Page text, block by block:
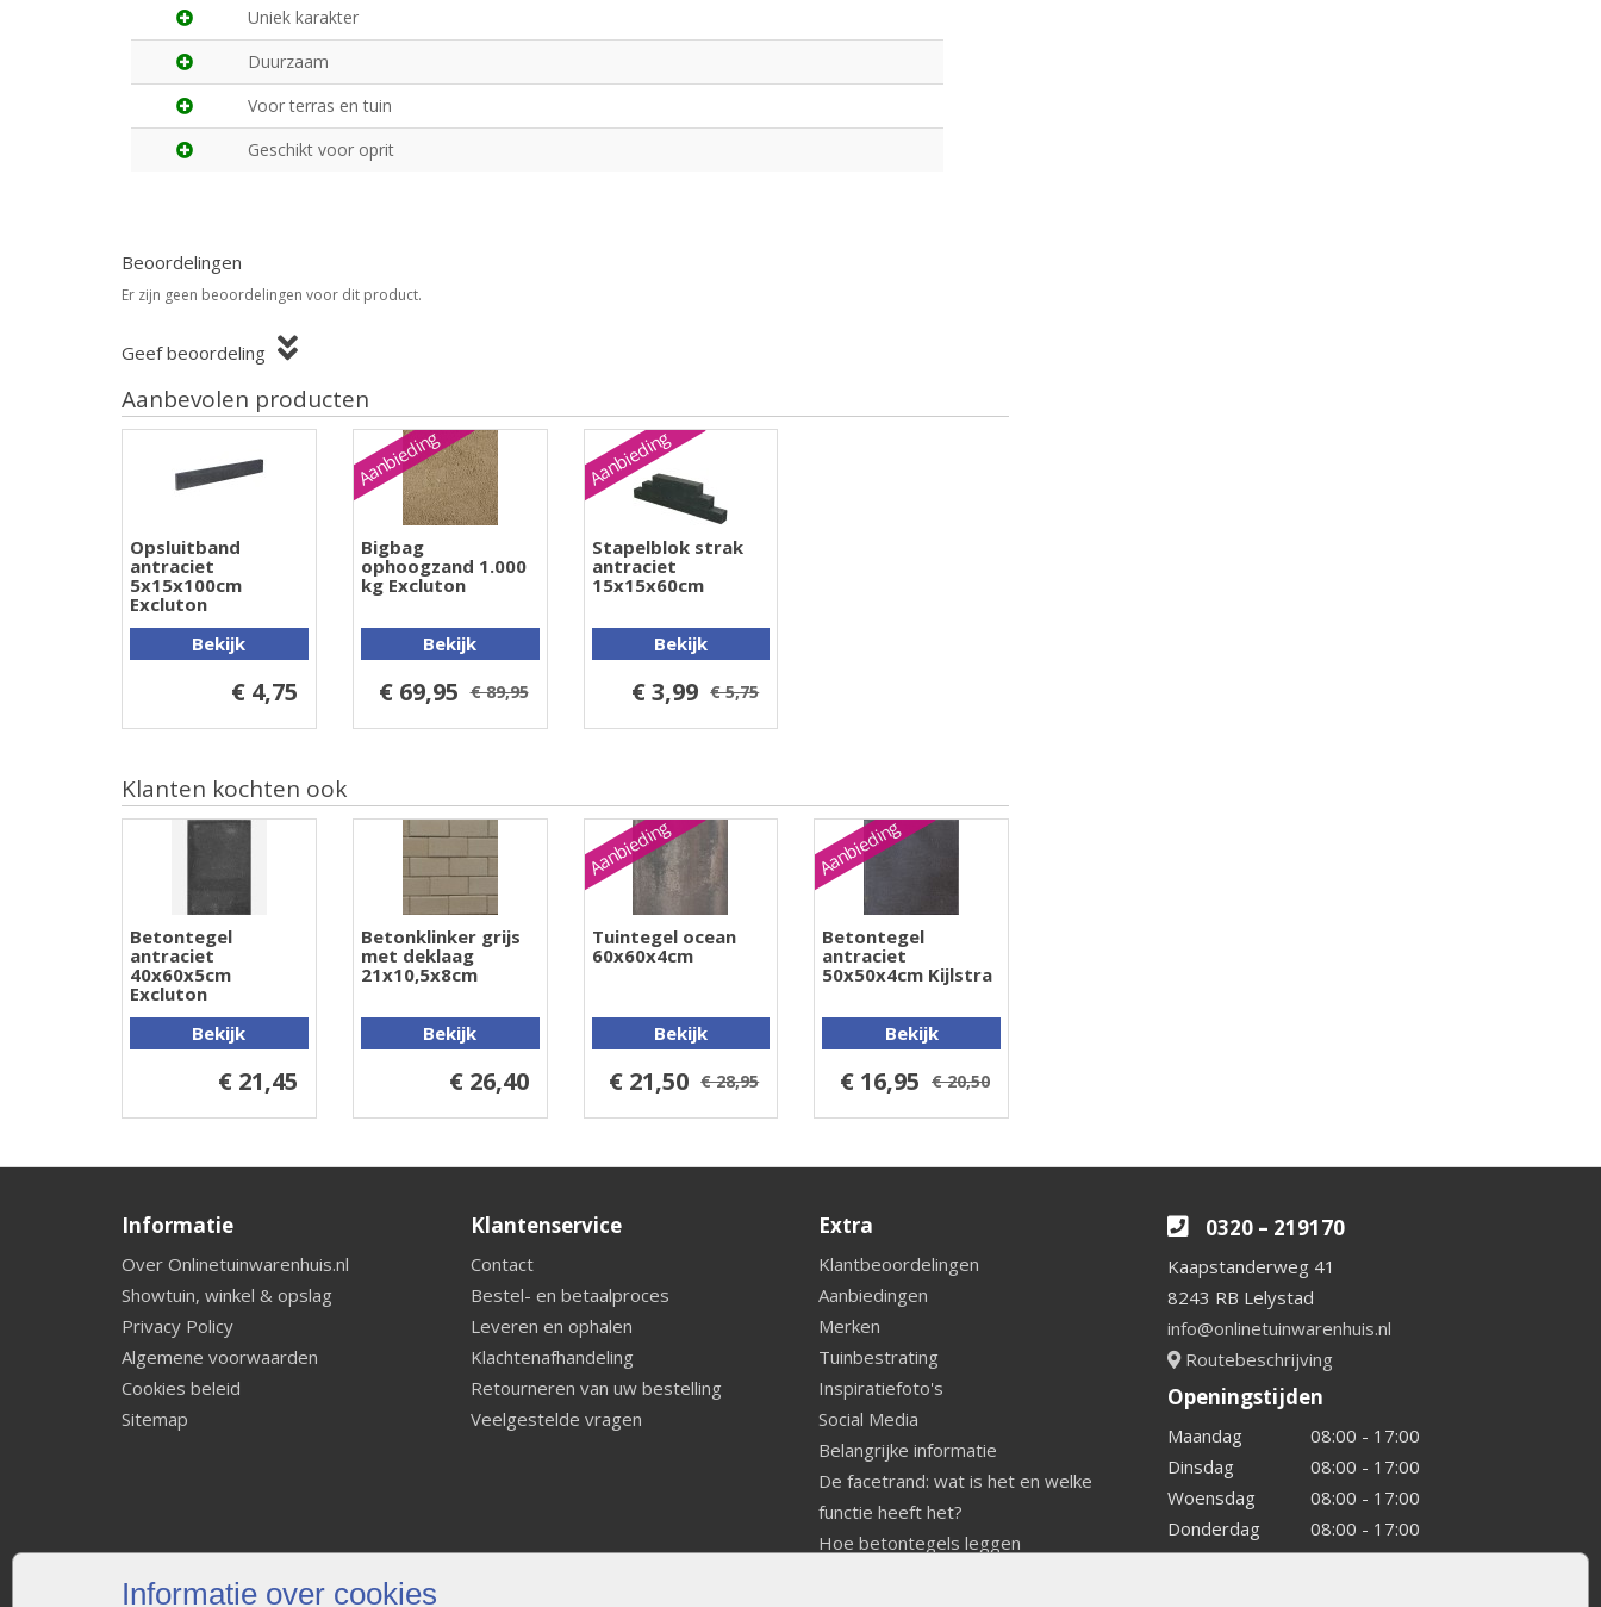
Informatie over cookies
Uniek karakter
Duurzaam
Voor terras en tuin
Geschikt voor oprit
Beoordelingen
Er zijn geen beoordelingen voor dit product.
Geef beoordeling
Aanbevolen producten
Opsluitband
antraciet
5x15x100cm
Excluton
Bekijk
€ 4,75
Aanbieding
Bigbag
ophoogzand 1.000
kg Excluton
Bekijk
€ 69,95 € 89,95
Aanbieding
Stapelblok strak
antraciet
15x15x60cm
Bekijk
€ 3,99 € 5,75
Klanten kochten ook
Betontegel
antraciet
40x60x5cm
Excluton
Bekijk
€ 21,45
Betonklinker grijs
met deklaag
21x10,5x8cm
Bekijk
€ 26,40
Aanbieding
Tuintegel ocean
60x60x4cm
Bekijk
€ 21,50 € 28,95
Aanbieding
Betontegel
antraciet
50x50x4cm Kijlstra
Bekijk
€ 16,95 € 20,50
Informatie
Over Onlinetuinwarenhuis.nl
Showtuin, winkel & opslag
Privacy Policy
Algemene voorwaarden
Cookies beleid
Sitemap
Klantenservice
Contact
Bestel- en betaalproces
Leveren en ophalen
Klachtenafhandeling
Retourneren van uw bestelling
Veelgestelde vragen
Extra
Klantbeoordelingen
Aanbiedingen
Merken
Tuinbestrating
Inspiratiefoto's
Social Media
Belangrijke informatie
De facetrand: wat is het en welke
functie heeft het?
Hoe betontegels leggen
0320 – 219170
Kaapstanderweg 41
8243 RB Lelystad
info@onlinetuinwarenhuis.nl
Routebeschrijving
Openingstijden
Maandag
08:00 - 17:00
Dinsdag
08:00 - 17:00
Woensdag
08:00 - 17:00
Donderdag
08:00 - 17:00
Vrijdag
08:00 - 17:00